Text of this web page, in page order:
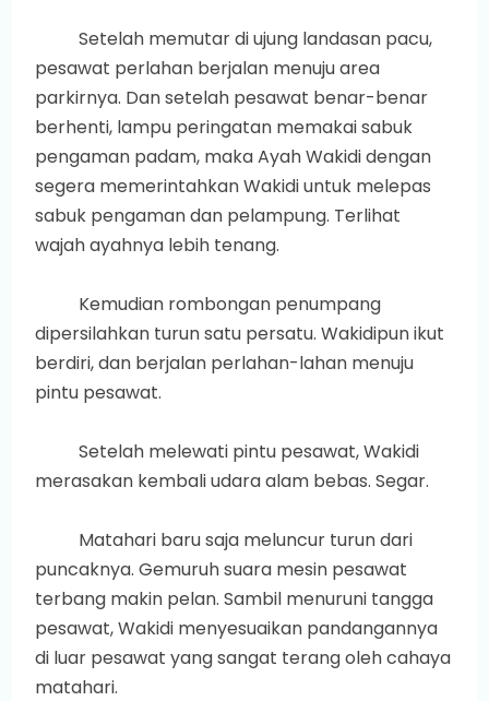
Setelah memutar di ujung landasan pacu,
pesawat perlahan berjalan menuju area
parkirnya. Dan setelah pesawat benar-benar
berhenti, lampu peringatan memakai sabuk
pengaman padam, maka Ayah Wakidi dengan
segera memerintahkan Wakidi untuk melepas
sabuk pengaman dan pelampung. Terlihat
wajah ayahnya lebih tenang.
Kemudian rombongan penumpang
dipersilahkan turun satu persatu. Wakidipun ikut
berdiri, dan berjalan perlahan-lahan menuju
pintu pesawat.
Setelah melewati pintu pesawat, Wakidi
merasakan kembali udara alam bebas. Segar.
Matahari baru saja meluncur turun dari
puncaknya. Gemuruh suara mesin pesawat
terbang makin pelan. Sambil menuruni tangga
pesawat, Wakidi menyesuaikan pandangannya
di luar pesawat yang sangat terang oleh cahaya
matahari.